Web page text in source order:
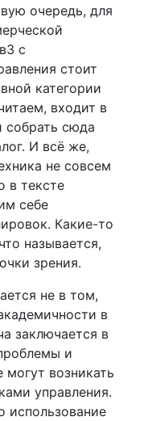
очередь, для
с
стоит
категории
входит в
сюда
И всё же,
не совсем
в тексте
себе
Какие-то
называется,
зрения.
не в том,
в
заключается в
и
возникать
управления.
использование